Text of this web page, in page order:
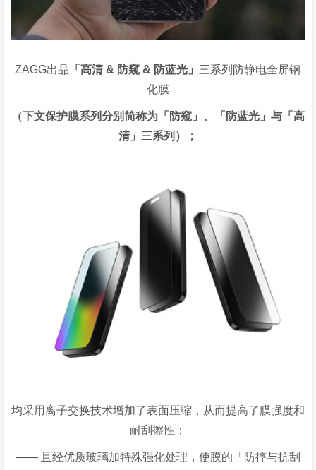
ZAGG出品 ‍「高清 & 防窥 & 防蓝光」 三系列防静电全屏钢
化膜
（下文保护膜系列分别简称为「防窥」、「防蓝光」与「高
清」三系列）；
均采用离子交换技术增加了表面压缩，从而提高了膜强度和
耐刮擦性；
—— 且经优质玻璃加特殊强化处理，使膜的「防摔与抗刮